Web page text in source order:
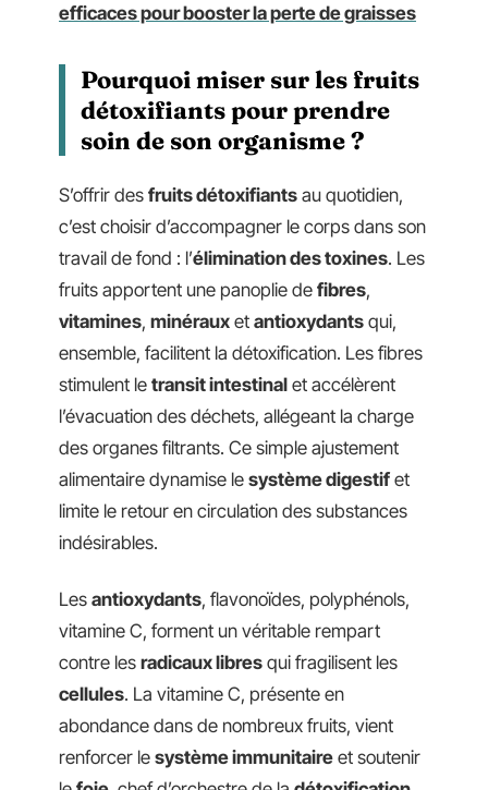
efficaces pour booster la perte de graisses
Pourquoi miser sur les fruits
détoxifiants pour prendre
soin de son organisme ?
S’offrir des fruits détoxifiants au quotidien,
c’est choisir d’accompagner le corps dans son
travail de fond : l’élimination des toxines. Les
fruits apportent une panoplie de fibres,
vitamines, minéraux et antioxydants qui,
ensemble, facilitent la détoxification. Les fibres
stimulent le transit intestinal et accélèrent
l’évacuation des déchets, allégeant la charge
des organes filtrants. Ce simple ajustement
alimentaire dynamise le système digestif et
limite le retour en circulation des substances
indésirables.
Les antioxydants, flavonoïdes, polyphénols,
vitamine C, forment un véritable rempart
contre les radicaux libres qui fragilisent les
cellules. La vitamine C, présente en
abondance dans de nombreux fruits, vient
renforcer le système immunitaire et soutenir